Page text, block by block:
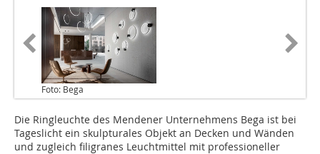
Foto: Bega
Die Ringleuchte des Mendener Unternehmens Bega ist bei
Tageslicht ein skulpturales Objekt an Decken und Wänden
und zugleich filigranes Leuchtmittel mit professioneller